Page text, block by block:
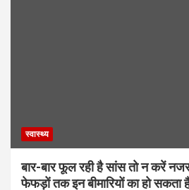
स्वास्थ्य
बार-बार फूल रही है सांस तो न करें
फेफड़ों तक इन बीमारियों का हो